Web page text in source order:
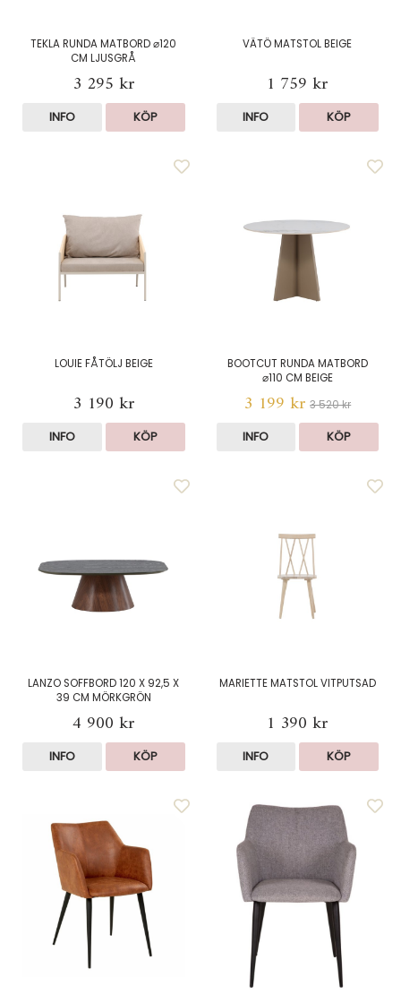
TEKLA RUNDA MATBORD ⌀120
CM LJUSGRÅ
3 295 kr
INFO KÖP
VÄTÖ MATSTOL BEIGE
1 759 kr
INFO KÖP
LOUIE FÅTÖLJ BEIGE
3 190 kr
INFO KÖP
BOOTCUT RUNDA MATBORD
⌀110 CM BEIGE
3 199 kr 3 520 kr
INFO KÖP
LANZO SOFFBORD 120 X 92,5 X
39 CM MÖRKGRÖN
4 900 kr
INFO KÖP
MARIETTE MATSTOL VITPUTSAD
1 390 kr
INFO KÖP